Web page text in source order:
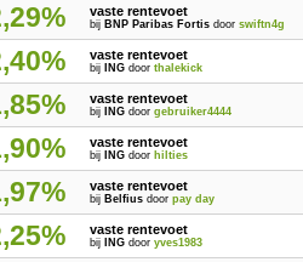
vaste rentevoet
bij BNP Paribas Fortis doorswiftn4g
vaste rentevoet
bij ING doorthalekick
vaste rentevoet
bij ING doorgebruiker4444
vaste rentevoet
bij ING door hilties
vaste rentevoet
bij Belfius doorpay day
vaste rentevoet
bij ING dooryves1983